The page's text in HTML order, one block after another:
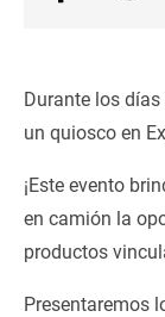
Durante los
un quiosco en
¡Este evento
en camión la
productos
Presentaremos